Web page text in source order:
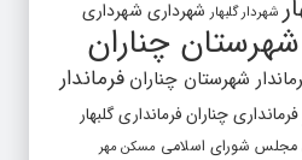
شهردار گلبهار شهرداری شهرداری
شهرستان چناران
شهرستان چناران فرماندار
فرمانداری چنارانفرمانداری گلبهار
مجلس شورای اسلامی مسکن مهر